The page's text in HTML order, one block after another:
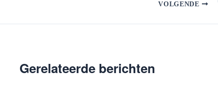
VOLGENDE
Gerelateerde berichten